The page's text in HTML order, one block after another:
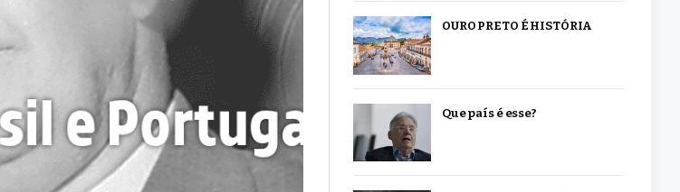
OURO PRETO É HISTÓRIA
Que país é esse?